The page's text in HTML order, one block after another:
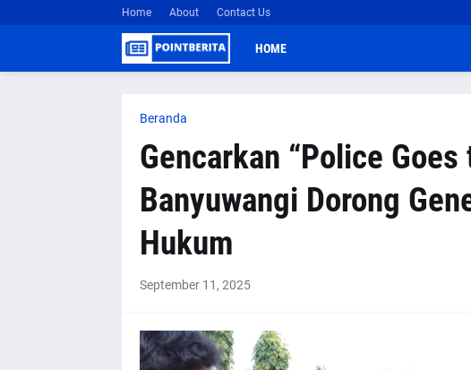
Home About Contact Us
HOME
Beranda
Gencarkan “Police
Banyuwangi Dorong
Hukum
September 11, 2025